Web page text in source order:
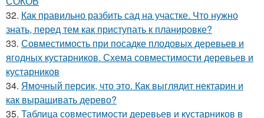
32. Как правильно разбить сад на участке. Что нужно
знать, перед тем как приступать к планировке?
33. Совместимость при посадке плодовых деревьев и
ягодных кустарников. Схема совместимости деревьев и
кустарников
34. Ямочный персик, что это. Как выглядит нектарин и
как выращивать дерево?
35. Таблица совместимости деревьев и кустарников в